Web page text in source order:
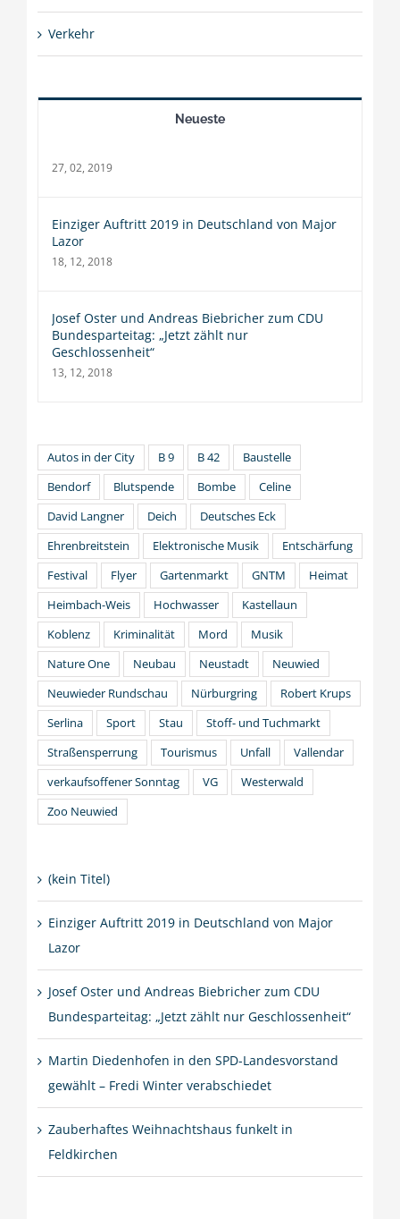
Verkehr
Neueste
27, 02, 2019
Einziger Auftritt 2019 in Deutschland von Major
Lazor
18, 12, 2018
Josef Oster und Andreas Biebricher zum CDU
Bundesparteitag: „Jetzt zählt nur
Geschlossenheit“
13, 12, 2018
Autos in der City B 9 B 42
Baustelle
Bendorf
Blutspende Bombe
Celine
David Langner
Deich
Deutsches Eck
Ehrenbreitstein
Elektronische Musik
Entschärfung
Festival
Flyer Gartenmarkt GNTM
Heimat
Heimbach-Weis
Hochwasser
Kastellaun
Koblenz
Kriminalität Mord
Musik
Nature One
Neubau Neustadt
Neuwied
Neuwieder Rundschau
Nürburgring
Robert Krups
Serlina
Sport Stau
Stoff- und Tuchmarkt
Straßensperrung
Tourismus Unfall
Vallendar
verkaufsoffener Sonntag
VG
Westerwald
Zoo Neuwied
(kein Titel)
Einziger Auftritt 2019 in Deutschland von Major
Lazor
Josef Oster und Andreas Biebricher zum CDU
Bundesparteitag: „Jetzt zählt nur Geschlossenheit“
Martin Diedenhofen in den SPD-Landesvorstand
gewählt – Fredi Winter verabschiedet
Zauberhaftes Weihnachtshaus funkelt in
Feldkirchen